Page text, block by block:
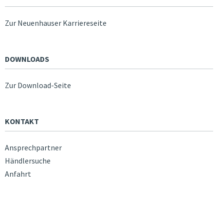
Zur Neuenhauser Karriereseite
DOWNLOADS
Zur Download-Seite
KONTAKT
Ansprechpartner
Händlersuche
Anfahrt